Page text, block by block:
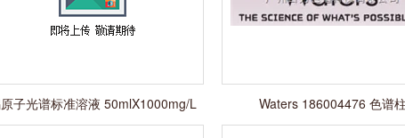
子光谱标准溶液 50mlX1000mg/L Waters 186004476 色谱柱